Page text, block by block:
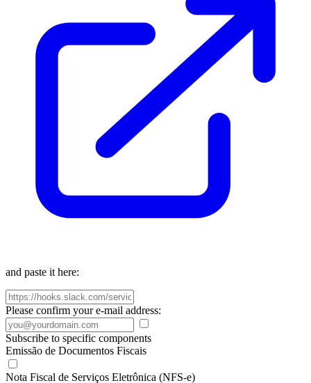
and paste it here:
Please confirm your e-mail address:
Subscribe to specific components
Emissão de Documentos Fiscais
Nota Fiscal de Serviços Eletrônica (NFS-e)